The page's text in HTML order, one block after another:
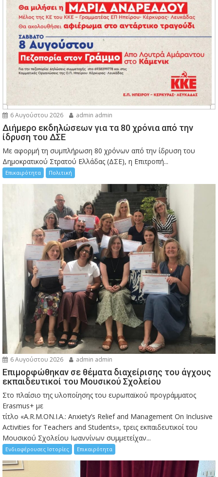
6 Αυγούστου 2026 admin admin
Διήμερο εκδηλώσεων για τα 80 χρόνια από την
ίδρυση του ΔΣΕ
Με αφορμή τη συμπλήρωση 80 χρόνων από την ίδρυση του
Δημοκρατικού Στρατού Ελλάδας (ΔΣΕ), η Επιτροπή...
Επικαιρότητα Πολιτική
6 Αυγούστου 2026 admin admin
Eπιμορφώθηκαν σε θέματα διαχείρισης του άγχους
εκπαιδευτικοί του Μουσικού Σχολείου
Στο πλαίσιο της υλοποίησης του ευρωπαϊκού προγράμματος
Erasmus+ με
τίτλο «A.R.M.ON.I.A.: Anxiety’s Relief and Management On Inclusive
Activities for Teachers and Students», τρεις εκπαιδευτικοί του
Μουσικού Σχολείου Ιωαννίνων συμμετείχαν...
Ενδιαφέρουσες Ιστορίες Επικαιρότητα